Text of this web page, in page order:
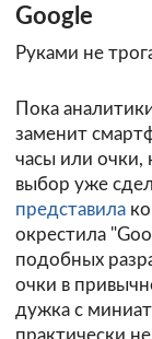
Google
Руками не
Пока
заменит
часы или очки,
выбор уже
представила
окрестила
подобных
очки в
дужка с